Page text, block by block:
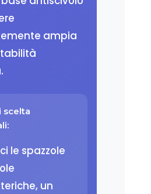
ampia
scelta
le spazzole
un